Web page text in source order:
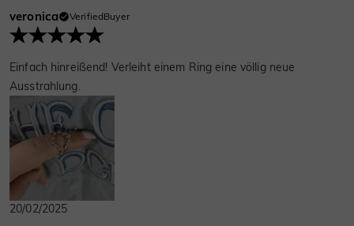
veronica VerifiedBuyer
Einfach hinreißend! Verleiht einem Ring eine völlig neue
Ausstrahlung.
20/02/2025